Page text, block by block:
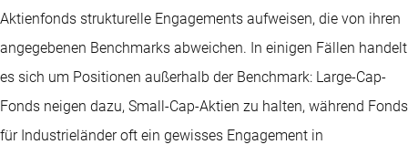
Aktienfonds strukturelle Engagements aufweisen, die von ihren
angegebenen Benchmarks abweichen. In einigen Fällen handelt
es sich um Positionen außerhalb der Benchmark: Large-Cap-
Fonds neigen dazu, Small-Cap-Aktien zu halten, während Fonds
für Industrieländer oft ein gewisses Engagement in